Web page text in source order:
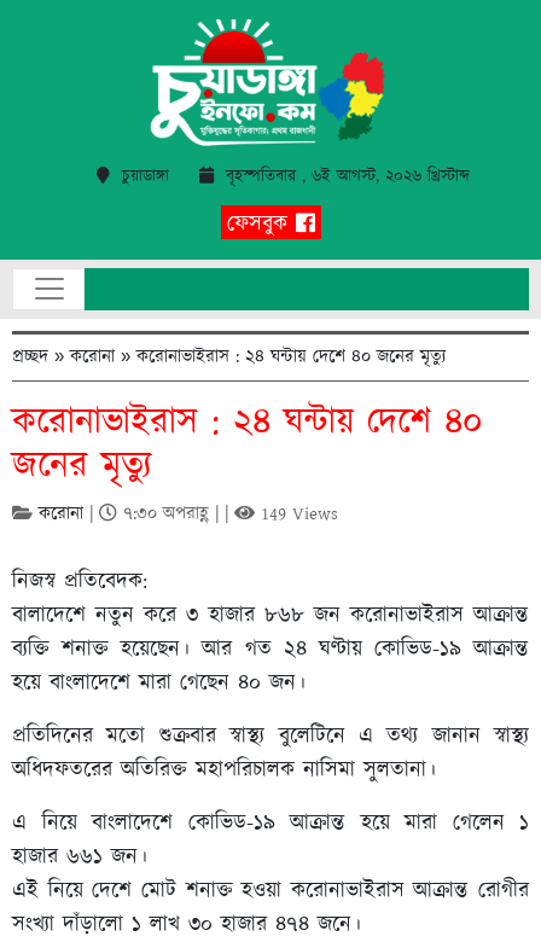
চুয়াডাঙ্গা বৃহস্পতিবার , ৬ই আগস্ট, ২০২৬ খ্রিস্টাব্দ
ফেসবুক
প্রচ্ছদ »করোনা »করোনাভাইরাস : ২৪ ঘন্টায় দেশে ৪০ জনের মৃত্যু
করোনাভাইরাস : ২৪ ঘন্টায় দেশে ৪০
জনের মৃত্যু
করোনা | ৭:৩০ অপরাহ্ণ | | 149 Views
নিজস্ব প্রতিবেদক:
বালাদেশে নতুন করে ৩ হাজার ৮৬৮ জন করোনাভাইরাস আক্রান্ত
ব্যক্তি শনাক্ত হয়েছেন। আর গত ২৪ ঘণ্টায় কোভিড-১৯ আক্রান্ত
হয়ে বাংলাদেশে মারা গেছেন ৪০ জন।
প্রতিদিনের মতো শুক্রবার স্বাস্থ্য বুলেটিনে এ তথ্য জানান স্বাস্থ্য
অধিদফতরের অতিরিক্ত মহাপরিচালক নাসিমা সুলতানা।
এ নিয়ে বাংলাদেশে কোভিড-১৯ আক্রান্ত হয়ে মারা গেলেন ১
হাজার ৬৬১ জন।
এই নিয়ে দেশে মোট শনাক্ত হওয়া করোনাভাইরাস আক্রান্ত রোগীর
সংখ্যা দাঁড়ালো ১ লাখ ৩০ হাজার ৪৭৪ জনে।